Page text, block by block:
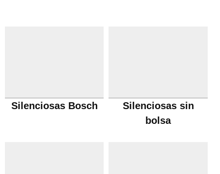
Silenciosas Bosch
Silenciosas sin
bolsa